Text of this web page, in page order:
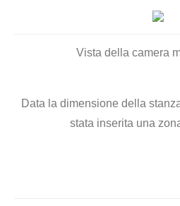
Vista della camera
Data la dimensione della
stata inserita una